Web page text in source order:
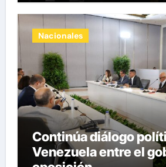
Nacionales
Continúa diálogo
Venezuela entre el